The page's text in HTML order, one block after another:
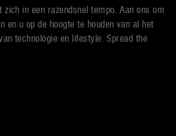
zich in een razendsnel tempo. Aan ons om
en u op de hoogte te houden van al het
technologie en lifestyle. Spread the